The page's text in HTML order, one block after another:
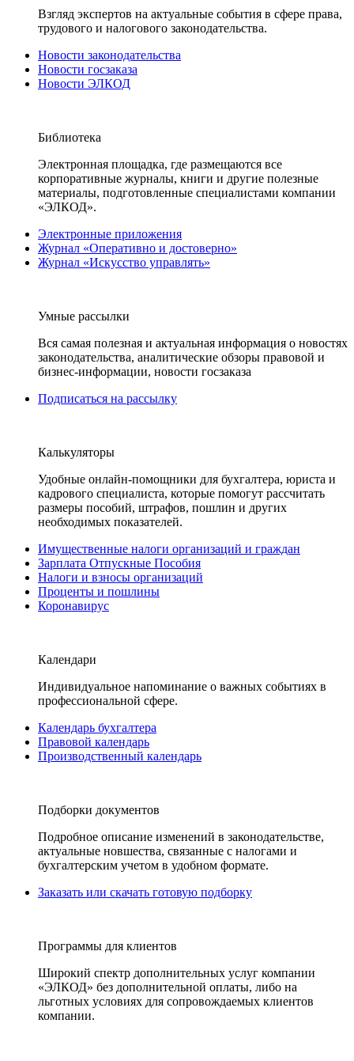
Взгляд экспертов на актуальные события в сфере права,
трудового и налогового законодательства.
Новости законодательства
Новости госзаказа
Новости ЭЛКОД
Библиотека
Электронная площадка, где размещаются все
корпоративные журналы, книги и другие полезные
материалы, подготовленные специалистами компании
«ЭЛКОД».
Электронные приложения
Журнал «Оперативно и достоверно»
Журнал «Искусство управлять»
Умные рассылки
Вся самая полезная и актуальная информация о новостях
законодательства, аналитические обзоры правовой и
бизнес-информации, новости госзаказа
Подписаться на рассылку
Калькуляторы
Удобные онлайн-помощники для бухгалтера, юриста и
кадрового специалиста, которые помогут рассчитать
размеры пособий, штрафов, пошлин и других
необходимых показателей.
Имущественные налоги организаций и граждан
Зарплата Отпускные Пособия
Налоги и взносы организаций
Проценты и пошлины
Коронавирус
Календари
Индивидуальное напоминание о важных событиях в
профессиональной сфере.
Календарь бухгалтера
Правовой календарь
Производственный календарь
Подборки документов
Подробное описание изменений в законодательстве,
актуальные новшества, связанные с налогами и
бухгалтерским учетом в удобном формате.
Заказать или скачать готовую подборку
Программы для клиентов
Широкий спектр дополнительных услуг компании
«ЭЛКОД» без дополнительной оплаты, либо на
льготных условиях для сопровождаемых клиентов
компании.